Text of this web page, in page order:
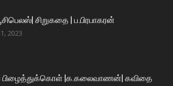
சிறுகதை | ப.பிரபாகரன்
2023
பிழைத்துக்கொள் |க.கலைவாணன்| கவிதை